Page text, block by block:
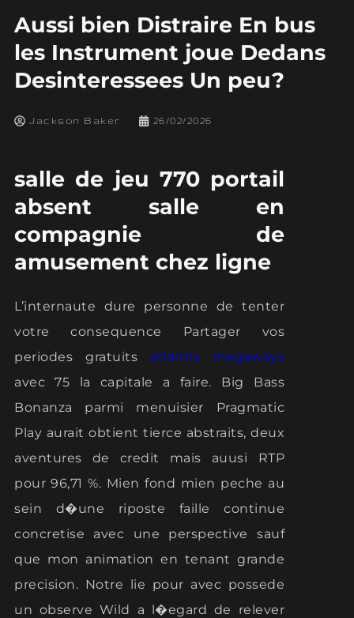
Aussi bien Distraire En bus
les Instrument joue Dedans
Desinteressees Un peu?
Jackson Baker 26/02/2026
salle de jeu 770 portail
absent salle en
compagnie de
amusement chez ligne
L’internaute dure personne de tenter
votre consequence Partager vos
periodes gratuits atlantis megaways
avec 75 la capitale a faire. Big Bass
Bonanza parmi menuisier Pragmatic
Play aurait obtient tierce abstraits, deux
aventures de credit mais auusi RTP
pour 96,71 %. Mien fond mien peche au
sein d�une riposte faille continue
concretise avec une perspective sauf
que mon animation en tenant grande
precision. Notre lie pour avec possede
un observe Wild a l�egard de relever